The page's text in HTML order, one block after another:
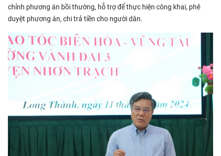
chỉnh phương án bồi thường, hỗ trợ để thực hiện công khai, phê
duyệt phương án, chi trả tiền cho người dân.